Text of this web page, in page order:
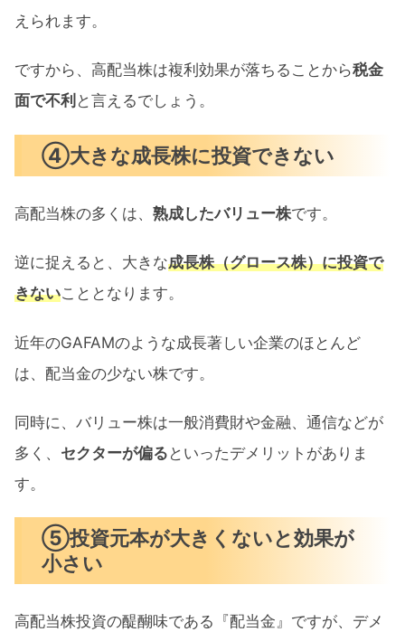
えられます。
ですから、高配当株は複利効果が落ちることから税金
面で不利 と言えるでしょう。
④大きな成長株に投資できない
高配当株の多くは、 熟成したバリュー株です。
逆に捉えると、大きな成長株（グロース株）に投資で
きないこととなります。
近年のGAFAMのような成長著しい企業のほとんど
は、配当金の少ない株です。
同時に、バリュー株は一般消費財や金融、通信などが
多く、 セクターが偏る といったデメリットがありま
す。
⑤投資元本が大きくないと効果が
小さい
高配当株投資の醍醐味である『配当金』ですが、デメ